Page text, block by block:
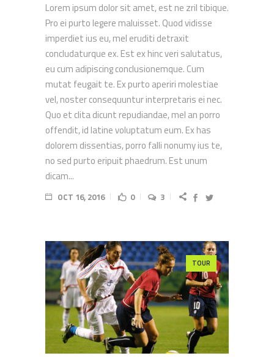
Lorem ipsum dolor sit amet, est ne zril tibique.
Pro ei purto legere maluisset. Quod vidisse
imperdiet ius eu, mel eruditi detraxit
concludaturque ex. Est ex hinc veri salutatus,
eu cum adipiscing conclusionemque. Cum
mutat feugait te. Ex purto aperiri molestiae
vel, noster consequuntur interpretaris ei nec.
Quo et clita dicunt repudiandae, mel an porro
offendit, id latine voluptatum eum. Ex has
dolorem dissentias, porro falli nonumy ius te,
no sed purto eripuit phaedrum. Est unum
dicam...
OCT 16, 2016 0 3
TOUR